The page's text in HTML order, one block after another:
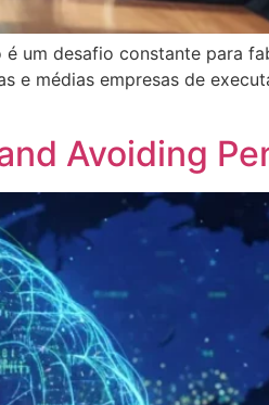
um desafio constante para
e médias empresas de
Avoiding